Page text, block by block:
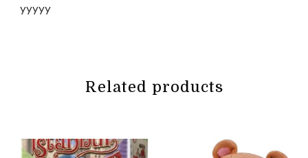
yyyyy
Related products